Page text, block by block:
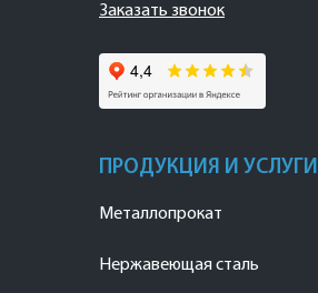
Заказать звонок
ПРОДУКЦИЯ И УСЛУГИ
Металлопрокат
Нержавеющая сталь